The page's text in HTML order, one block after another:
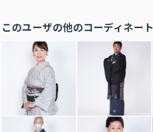
このユーザの他のコーディネート